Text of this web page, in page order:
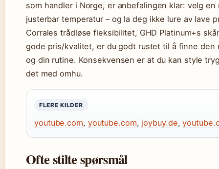
som handler i Norge, er anbefalingen klar: velg
justerbar temperatur – og la deg ikke lure av lave
Corrales trådløse fleksibilitet, GHD Platinum+s
gode pris/kvalitet, er du godt rustet til å finne
og din rutine. Konsekvensen er at du kan style
det med omhu.
FLERE KILDER
youtube.com, youtube.com, joybuy.de,
Ofte stilte spørsmål